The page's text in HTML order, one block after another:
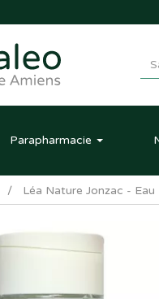
Parapharmacie
Léa Nature Jonzac -